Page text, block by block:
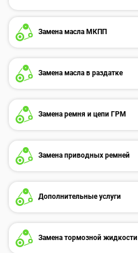
Замена масла МКПП
Замена масла в раздатке
Замена ремня и цепи ГРМ
Замена приводных ремней
Дополнительные услуги
Замена тормозной жидкости